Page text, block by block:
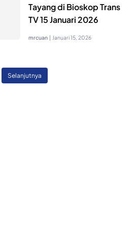
Tayang di Bioskop Trans
TV 15 Januari 2026
mrcuan | Januari 15, 2026
Selanjutnya